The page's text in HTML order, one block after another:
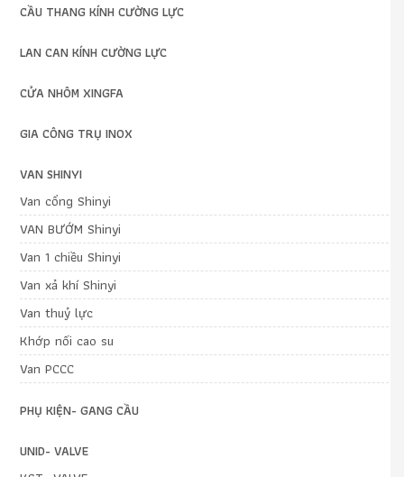
CẦU THANG KÍNH CƯỜNG LỰC
LAN CAN KÍNH CƯỜNG LỰC
CỬA NHÔM XINGFA
GIA CÔNG TRỤ INOX
VAN SHINYI
Van cổng Shinyi
VAN BƯỚM Shinyi
Van 1 chiều Shinyi
Van xả khí Shinyi
Van thuỷ lực
Khớp nối cao su
Van PCCC
PHỤ KIỆN- GANG CẦU
UNID- VALVE